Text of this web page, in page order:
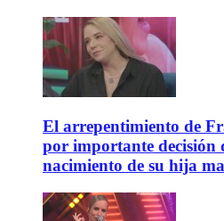
El arrepentimiento de
por importante decisión
nacimiento de su hija